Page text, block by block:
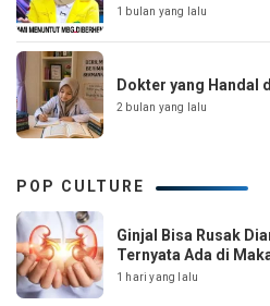
1 bulan yang lalu
Dokter yang Handal
2 bulan yang lalu
POP CULTURE
Ginjal Bisa Rusak
Ternyata Ada di
1 hari yang lalu